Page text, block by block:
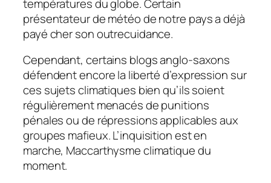
températures du globe. Certain
présentateur de météo de notre pays a déjà
payé cher son outrecuidance.
Cependant, certains blogs anglo-saxons
défendent encore la liberté d’expression sur
ces sujets climatiques bien qu’ils soient
régulièrement menacés de punitions
pénales ou de répressions applicables aux
groupes mafieux. L’inquisition est en
marche, Maccarthysme climatique du
moment.